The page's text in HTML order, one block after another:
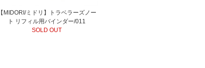
【MIDORI/ミドリ】トラベラーズノー
ト リフィル用バインダー/011
SOLD OUT